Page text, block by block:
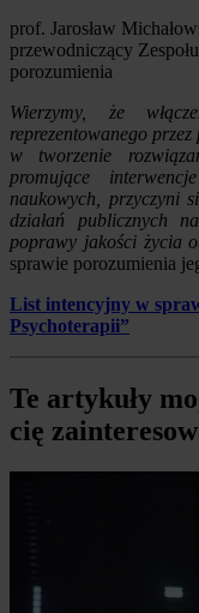
prof. Jarosław
przewodniczący
porozumienia
Wierzymy, że
reprezentowanego
w tworzenie
promujące
naukowych, przyczyni
działań publicznych
poprawy jakości życia
sprawie porozumienia
List intencyjny w
Psychoterapii”
Te artykuły
cię